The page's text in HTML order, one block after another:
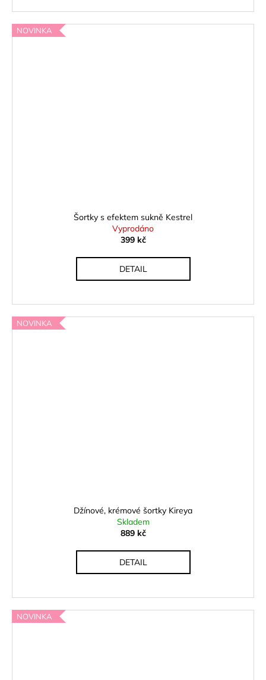
NOVINKA
Šortky s efektem sukně Kestrel
Vyprodáno
399 kč
DETAIL
NOVINKA
Džínové, krémové šortky Kireya
Skladem
889 kč
DETAIL
NOVINKA